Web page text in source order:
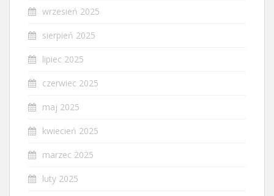
wrzesień 2025
sierpień 2025
lipiec 2025
czerwiec 2025
maj 2025
kwiecień 2025
marzec 2025
luty 2025